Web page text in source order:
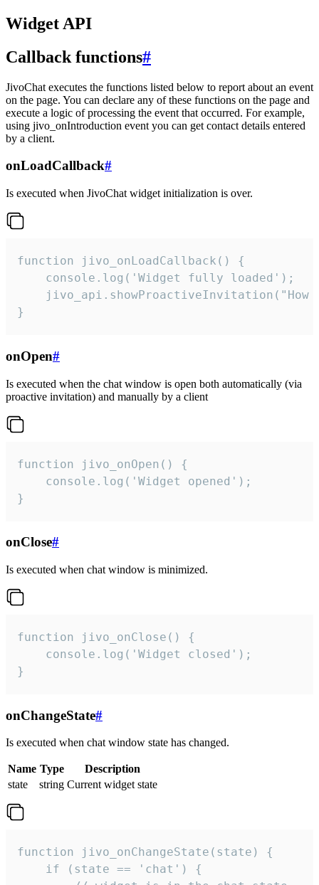
Widget API
Callback functions#
JivoChat executes the functions listed below to report about an event
on the page. You can declare any of these functions on the page and
execute a logic of processing the event that occurred. For example,
using jivo_onIntroduction event you can get contact details entered
by a client.
onLoadCallback#
Is executed when JivoChat widget initialization is over.
function jivo_onLoadCallback() {
    console.log('Widget fully loaded');
jivo_api.showProactiveInvitation("How
}
onOpen#
Is executed when the chat window is open both automatically (via
proactive invitation) and manually by a client
function jivo_onOpen() {
    console.log('Widget opened');
}
onClose#
Is executed when chat window is minimized.
function jivo_onClose() {
    console.log('Widget closed');
}
onChangeState#
Is executed when chat window state has changed.
Name Type
Description
state
string Current widget state
function jivo_onChangeState(state) {
    if (state == 'chat') {